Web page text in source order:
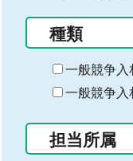
種類
一般競争入
一般競争入
担当所属